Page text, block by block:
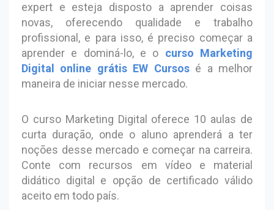
expert e esteja disposto a aprender coisas
novas, oferecendo qualidade e trabalho
profissional, e para isso, é preciso começar a
aprender e dominá-lo, e o curso Marketing
Digital online grátis EW Cursosé a melhor
maneira de iniciar nesse mercado.
O curso Marketing Digital oferece 10 aulas de
curta duração, onde o aluno aprenderá a ter
noções desse mercado e começar na carreira.
Conte com recursos em vídeo e material
didático digital e opção de certificado válido
aceito em todo país.